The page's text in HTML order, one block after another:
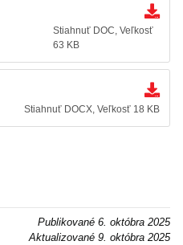
Stiahnuť DOC, Veľkosť
63 KB
Stiahnuť DOCX, Veľkosť 18 KB
Publikované 6. októbra 2025
Aktualizované 9. októbra 2025